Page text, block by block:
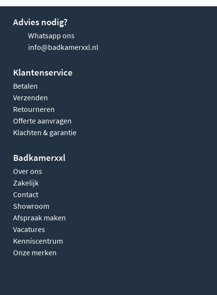
Advies nodig?
Whatsapp ons
info@badkamerxxl.nl
Klantenservice
Betalen
Verzenden
Retourneren
Offerte aanvragen
Klachten & garantie
Badkamerxxl
Over ons
Zakelijk
Contact
Showroom
Afspraak maken
Vacatures
Kenniscentrum
Onze merken